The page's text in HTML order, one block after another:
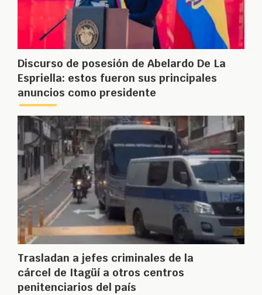
Discurso de posesión de Abelardo De La
Espriella: estos fueron sus principales
anuncios como presidente
Trasladan a jefes criminales de la
cárcel de Itagüí a otros centros
penitenciarios del país